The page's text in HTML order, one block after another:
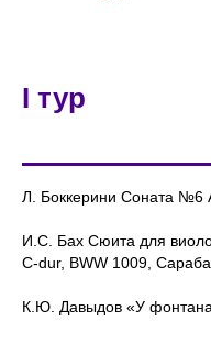
I тур
Л. Боккерини Соната №6
И.С. Бах Сюита для
C-dur, BWW 1009,
К.Ю. Давыдов «У